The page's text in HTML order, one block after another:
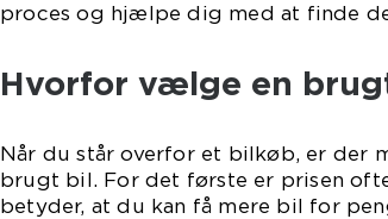
proces og hjælpe dig med at finde
Hvorfor vælge en
Når du står overfor et bilkøb, er der
brugt bil. For det første er prisen
betyder, at du kan få mere bil for